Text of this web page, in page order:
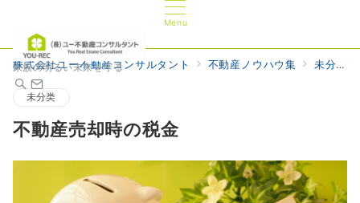
Menu
家族の明るい未来を守る
株式会社ユー不動産コンサルタント 不動産ノウハウ集 未分类
未分类
不動産売却時の税金